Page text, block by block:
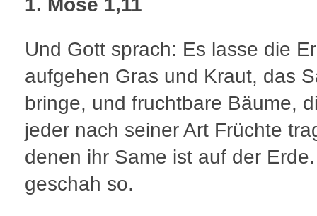
1. Mose 1,11
Und Gott sprach: Es lasse die
aufgehen Gras und Kraut, das
bringe, und fruchtbare Bäume,
jeder nach seiner Art Früchte
denen ihr Same ist auf der
geschah so.